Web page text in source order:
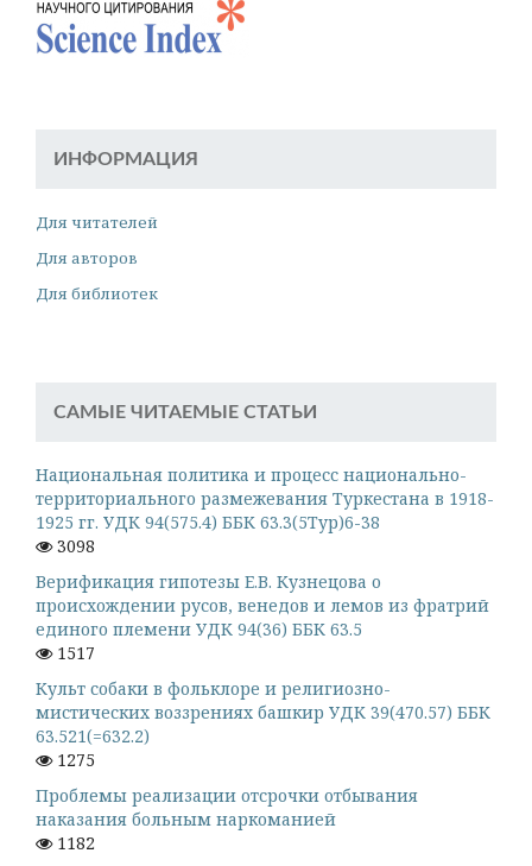
ИНФОРМАЦИЯ
Для читателей
Для авторов
Для библиотек
САМЫЕ ЧИТАЕМЫЕ СТАТЬИ
Национальная политика и процесс национально-
территориального размежевания Туркестана в 1918-
1925 гг. УДК 94(575.4) ББК 63.3(5Тур)6-38
3098
Верификация гипотезы Е.В. Кузнецова о
происхождении русов, венедов и лемов из фратрий
единого племени УДК 94(36) ББК 63.5
1517
Культ собаки в фольклоре и религиозно-
мистических воззрениях башкир УДК 39(470.57) ББК
63.521(=632.2)
1275
Проблемы реализации отсрочки отбывания
наказания больным наркоманией
1182